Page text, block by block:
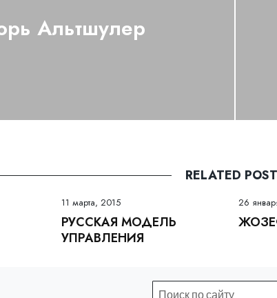
Альтшулер
RELATED
11 марта, 2015
РУССКАЯ МОДЕЛЬ
УПРАВЛЕНИЯ
26